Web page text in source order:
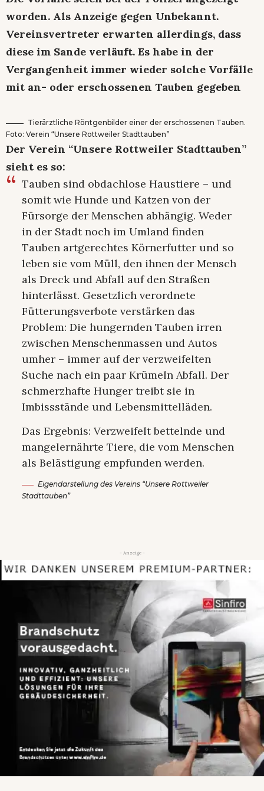
worden. Als Anzeige gegen Unbekannt.
Vereinsvertreter erwarten allerdings, dass
diese im Sande verläuft. Es habe in der
Vergangenheit immer wieder solche Vorfälle
mit an- oder erschossenen Tauben gegeben
Tierärztliche Röntgenbilder einer der erschossenen Tauben.
Foto: Verein “Unsere Rottweiler Stadttauben”
Der Verein “Unsere Rottweiler Stadttauben”
sieht es so:
Tauben sind obdachlose Haustiere – und
somit wie Hunde und Katzen von der
Fürsorge der Menschen abhängig. Weder
in der Stadt noch im Umland finden
Tauben artgerechtes Körnerfutter und so
leben sie vom Müll, den ihnen der Mensch
als Dreck und Abfall auf den Straßen
hinterlässt. Gesetzlich verordnete
Fütterungsverbote verstärken das
Problem: Die hungernden Tauben irren
zwischen Menschenmassen und Autos
umher – immer auf der verzweifelten
Suche nach ein paar Krümeln Abfall. Der
schmerzhafte Hunger treibt sie in
Imbissstände und Lebensmittelläden.
Das Ergebnis: Verzweifelt bettelnde und
mangelernährte Tiere, die vom Menschen
als Belästigung empfunden werden.
Eigendarstellung des Vereins “Unsere Rottweiler
Stadttauben”
- Anzeige -